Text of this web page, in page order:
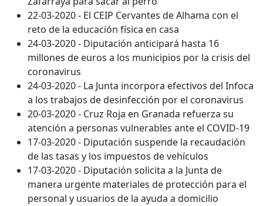
22-03-2020 - El CEIP Cervantes de Alhama con el
reto de la educación física en casa
24-03-2020 - Diputación anticipará hasta 16
millones de euros a los municipios por la crisis del
coronavirus
24-03-2020 - La Junta incorpora efectivos del Infoca
a los trabajos de desinfección por el coronavirus
20-03-2020 - Cruz Roja en Granada refuerza su
atención a personas vulnerables ante el COVID-19
17-03-2020 - Diputación suspende la recaudación
de las tasas y los impuestos de vehículos
17-03-2020 - Diputación solicita a la Junta de
manera urgente materiales de protección para el
personal y usuarios de la ayuda a domicilio